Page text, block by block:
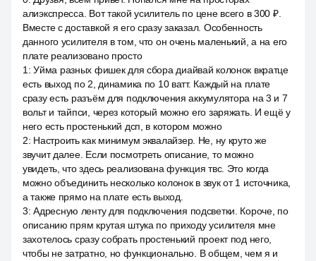
алиэкспресса. Вот такой усилитель по цене всего в 300 ₽.
Вместе с доставкой я его сразу заказал. Особенность
данного усилителя в том, что он очень маленький, а на его
плате реализовано просто
1 :Уйма разных фишек для сбора диайвай колонок вкратце
есть выход по 2, динамика по 10 ватт. Каждый на плате
сразу есть разъём для подключения аккумулятора на 3 и 7
вольт и тайпси, через который можно его заряжать. И ещё у
него есть простенький дсп, в котором можно
2: Настроить как минимум эквалайзер. Не, ну круто же
звучит далее. Если посмотреть описание, то можно
увидеть, что здесь реализована функция твс. Это когда
можно объединить несколько колонок в звук от 1 источника,
а также прямо на плате есть выход.
3:Адресную ленту для подключения подсветки. Короче, по
описанию прям крутая штука по приходу усилителя мне
захотелось сразу собрать простенький проект под него,
чтобы не затратно, но функционально. В общем, чем я и